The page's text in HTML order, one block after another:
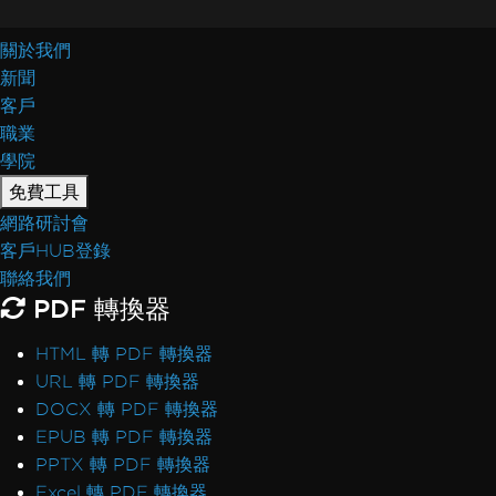
關於我們
新聞
客戶
職業
學院
免費工具
網路研討會
客戶HUB登錄
聯絡我們
PDF 轉換器
HTML 轉 PDF 轉換器
URL 轉 PDF 轉換器
DOCX 轉 PDF 轉換器
EPUB 轉 PDF 轉換器
PPTX 轉 PDF 轉換器